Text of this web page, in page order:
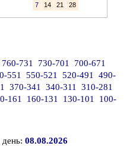
7 14 21 28
760-731 730-701
700-671
551 550-521 520-491
490-
370-341 340-311
310-281
161 160-131 130-101
100-
08.08.2026